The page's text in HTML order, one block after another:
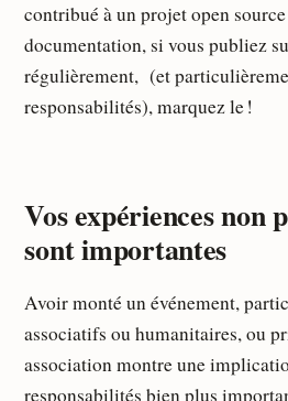
contribué à un projet open
documentation, si vous publiez
régulièrement, (et
responsabilités), marquez le !
Vos expériences non
sont importantes
Avoir monté un événement,
associatifs ou humanitaires, ou
association montre une
responsabilités bien plus